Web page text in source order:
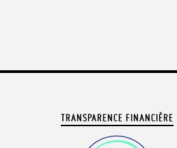
TRANSPARENCE FINANCIÈRE